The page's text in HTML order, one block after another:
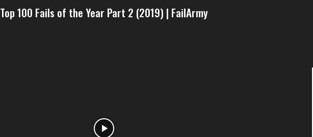
Top 100 Fails of the Year Part 2 (2019) | FailArmy